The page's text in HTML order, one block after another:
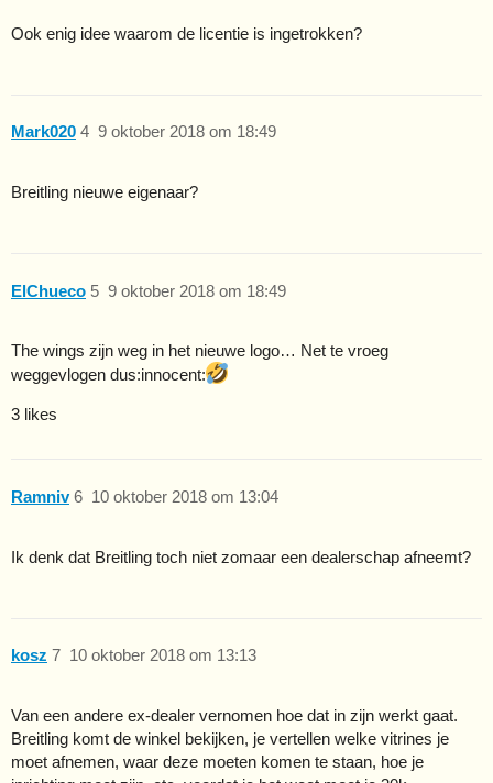
Ook enig idee waarom de licentie is ingetrokken?
Mark020 9 oktober 2018 om 18:49
4
Breitling nieuwe eigenaar?
ElChueco 9 oktober 2018 om 18:49
5
The wings zijn weg in het nieuwe logo… Net te vroeg
weggevlogen dus​:innocent:
3 likes
Ramniv 10 oktober 2018 om 13:04
6
Ik denk dat Breitling toch niet zomaar een dealerschap afneemt?
kosz 10 oktober 2018 om 13:13
7
Van een andere ex-dealer vernomen hoe dat in zijn werkt gaat.
Breitling komt de winkel bekijken, je vertellen welke vitrines je
moet afnemen, waar deze moeten komen te staan, hoe je